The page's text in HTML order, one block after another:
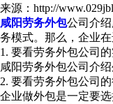
来源：http://
咸阳劳务外包公司介
务模式。那么，企业
1. 要看劳务外包公司的
咸阳劳务外包公司介
2. 要看劳务外包公司的
企业做外包是一定要